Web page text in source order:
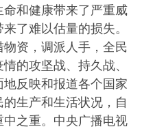
和健康带来了严重威
了难以估量的损失。
资，调派人手，全民
的攻坚战、持久战、
反映和报道各个国家
生产和生活状况，自
之重。中央广播电视